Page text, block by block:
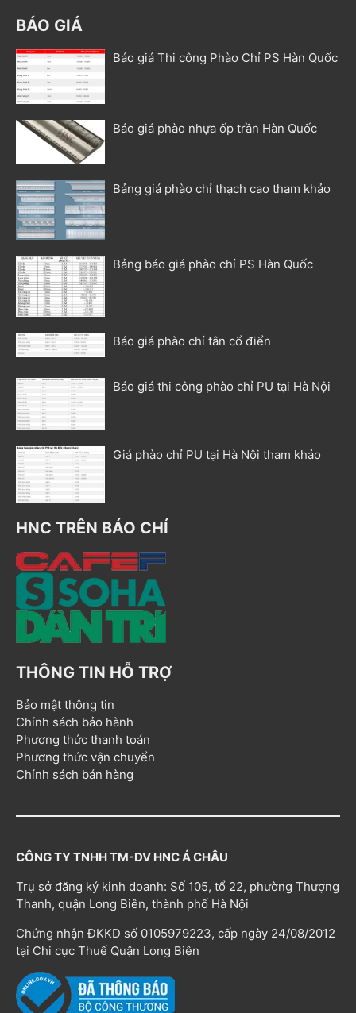
BÁO GIÁ
Báo giá Thi công Phào Chỉ PS Hàn Quốc
Báo giá phào nhựa ốp trần Hàn Quốc
Bảng giá phào chỉ thạch cao tham khảo
Bảng báo giá phào chỉ PS Hàn Quốc
Báo giá phào chỉ tân cổ điển
Báo giá thi công phào chỉ PU tại Hà Nội
Giá phào chỉ PU tại Hà Nội tham khảo
HNC TRÊN BÁO CHÍ
THÔNG TIN HỖ TRỢ
Bảo mật thông tin
Chính sách bảo hành
Phương thức thanh toán
Phương thức vận chuyển
Chính sách bán hàng
CÔNG TY TNHH TM-DV HNC Á CHÂU
Trụ sở đăng ký kinh doanh: Số 105, tổ 22, phường Thượng
Thanh, quận Long Biên, thành phố Hà Nội
Chứng nhận ĐKKD số 0105979223, cấp ngày 24/08/2012
tại Chi cục Thuế Quận Long Biên